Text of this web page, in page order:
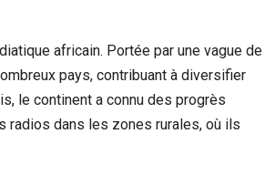
africain. Portée par une vague de
pays, contribuant à diversifier
le continent a connu des progrès
radios dans les zones rurales, où ils